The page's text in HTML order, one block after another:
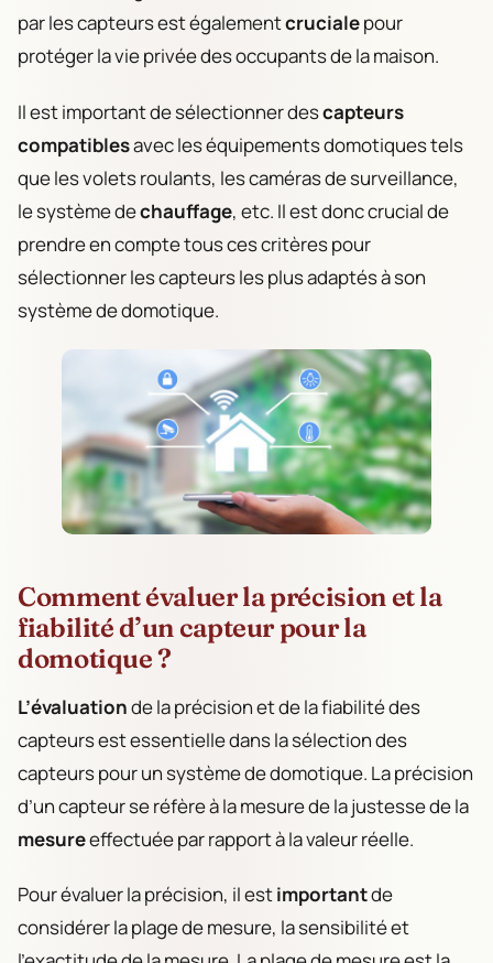
par les capteurs est égalementcrucialepour
protéger la vie privée des occupants de la maison.
Il est important de sélectionner descapteurs
compatiblesavec les équipements domotiques tels
que les volets roulants, les caméras de surveillance,
le système dechauffage, etc. Il est donc crucial de
prendre en compte tous ces critères pour
sélectionner les capteurs les plus adaptés à son
système de domotique.
Comment évaluer la précision et la
fiabilité d’un capteur pour la
domotique ?
L’évaluationde la précision et de la fiabilité des
capteurs est essentielle dans la sélection des
capteurs pour un système de domotique. La précision
d’un capteur se réfère à la mesure de la justesse de la
mesureeffectuée par rapport à la valeur réelle.
Pour évaluer la précision, il estimportantde
considérer la plage de mesure, la sensibilité et